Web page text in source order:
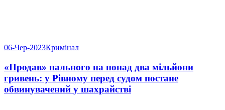
06-Чер-2023Кримінал
«Продав» пального на понад два мільйони
гривень: у Рівному перед судом постане
обвинувачений у шахрайстві